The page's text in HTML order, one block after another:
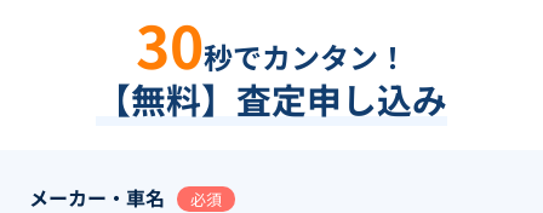
30秒でカンタン！
【無料】査定申し込み
メーカー・車名 必須